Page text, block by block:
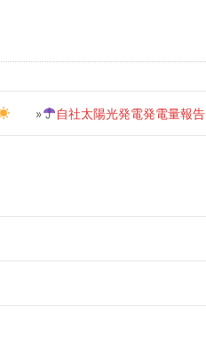
自社太陽光発電発電量報告
»